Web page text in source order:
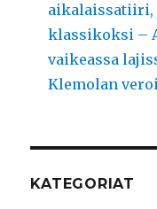
aikalaissatiiri,
klassikoksi –
vaikeassa
Klemolan
KATEGORIAT